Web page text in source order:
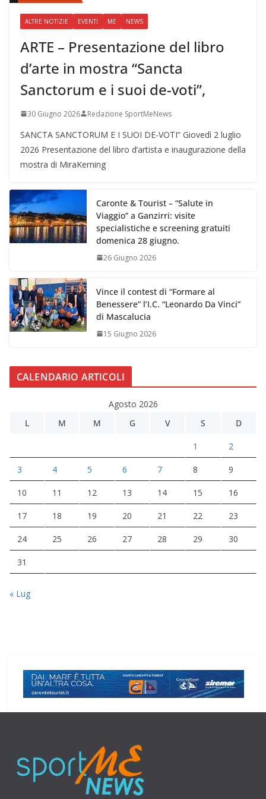
ALTRE NOTIZIE EVENTI ME NEWS
ARTE – Presentazione del libro
d’arte in mostra “Sancta
Sanctorum e i suoi de-voti”,
30 Giugno 2026 Redazione SportMeNews
SANCTA SANCTORUM E I SUOI DE-VOTI” Giovedì 2 luglio
2026 Presentazione del libro d’artista e inaugurazione della
mostra di MiraKerning
Caronte & Tourist – “Salute in
Viaggio” a Ganzirri: visite
specialistiche e screening gratuiti
domenica 28 giugno.
26 Giugno 2026
Vince il contest di “Formare al
Benessere” l’I.C. “Leonardo Da Vinci”
di Mascalucia
15 Giugno 2026
CALENDARIO ARTICOLI
Agosto 2026
L
M M G V S D
1 2
3 4 5 6 7 8 9
10 11 12 13 14 15 16
17 18 19 20 21 22 23
24 25 26 27 28 29 30
31
« Lug